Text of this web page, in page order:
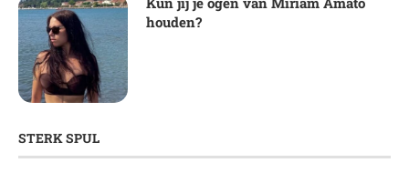
houden?
STERK SPUL